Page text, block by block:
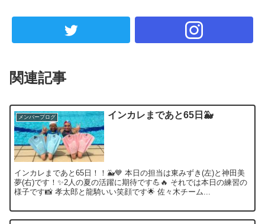
関連記事
メンバーブログ インカレまであと65日🐳
インカレまであと65日！！🐳💙 本日の担当は東みずき(左)と神田美
夢(右)です！✨2人の夏の活躍に期待です💪🔥 それでは本日の練習の
様子です📸 孝太郎と龍騎いい笑顔です🌟 佐々木チーム...